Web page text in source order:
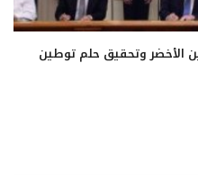
الأخضر وتحقيق حلم توطين